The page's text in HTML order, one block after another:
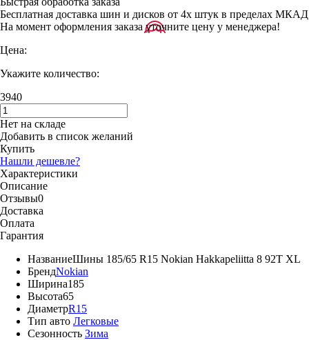
Бесплатная доставка шин и дисков от 4х штук в пределах МКАД
На момент оформления заказа уточните цену у менеджера!
Цена:
Укажите количество:
3940
Нет на складе
Добавить в список желаний
Купить
Нашли дешевле?
Характеристики
Описание
Отзывы0
Доставка
Оплата
Гарантия
НазваниеШины 185/65 R15 Nokian Hakkapeliitta 8 92T XL
БрендNokian
Ширина185
Высота65
ДиаметрR15
Тип авто Легковые
Сезонность Зима